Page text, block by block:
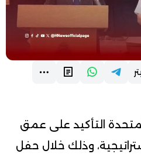
التأكيد على عمق
وذلك خلال حفل